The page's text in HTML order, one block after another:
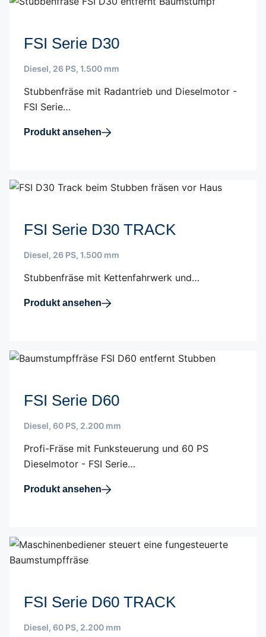
FSI Serie D30
Diesel, 26 PS, 1.500 mm
Stubbenfräse mit Radantrieb und Dieselmotor -
FSI Serie…
Produkt ansehen
FSI Serie D30 TRACK
Diesel, 26 PS, 1.500 mm
Stubbenfräse mit Kettenfahrwerk und…
Produkt ansehen
FSI Serie D60
Diesel, 60 PS, 2.200 mm
Profi-Fräse mit Funksteuerung und 60 PS
Dieselmotor - FSI Serie…
Produkt ansehen
FSI Serie D60 TRACK
Diesel, 60 PS, 2.200 mm